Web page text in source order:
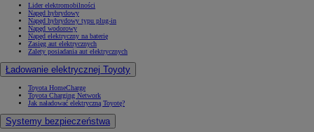
Lider elektromobilności
Napęd hybrydowy
Napęd hybrydowy typu plug-in
Napęd wodorowy
Napęd elektryczny na baterię
Zasięg aut elektrycznych
Zalety posiadania aut elektrycznych
Ładowanie elektrycznej Toyoty
Toyota HomeCharge
Toyota Charging Network
Jak naładować elektryczną Toyotę?
Systemy bezpieczeństwa